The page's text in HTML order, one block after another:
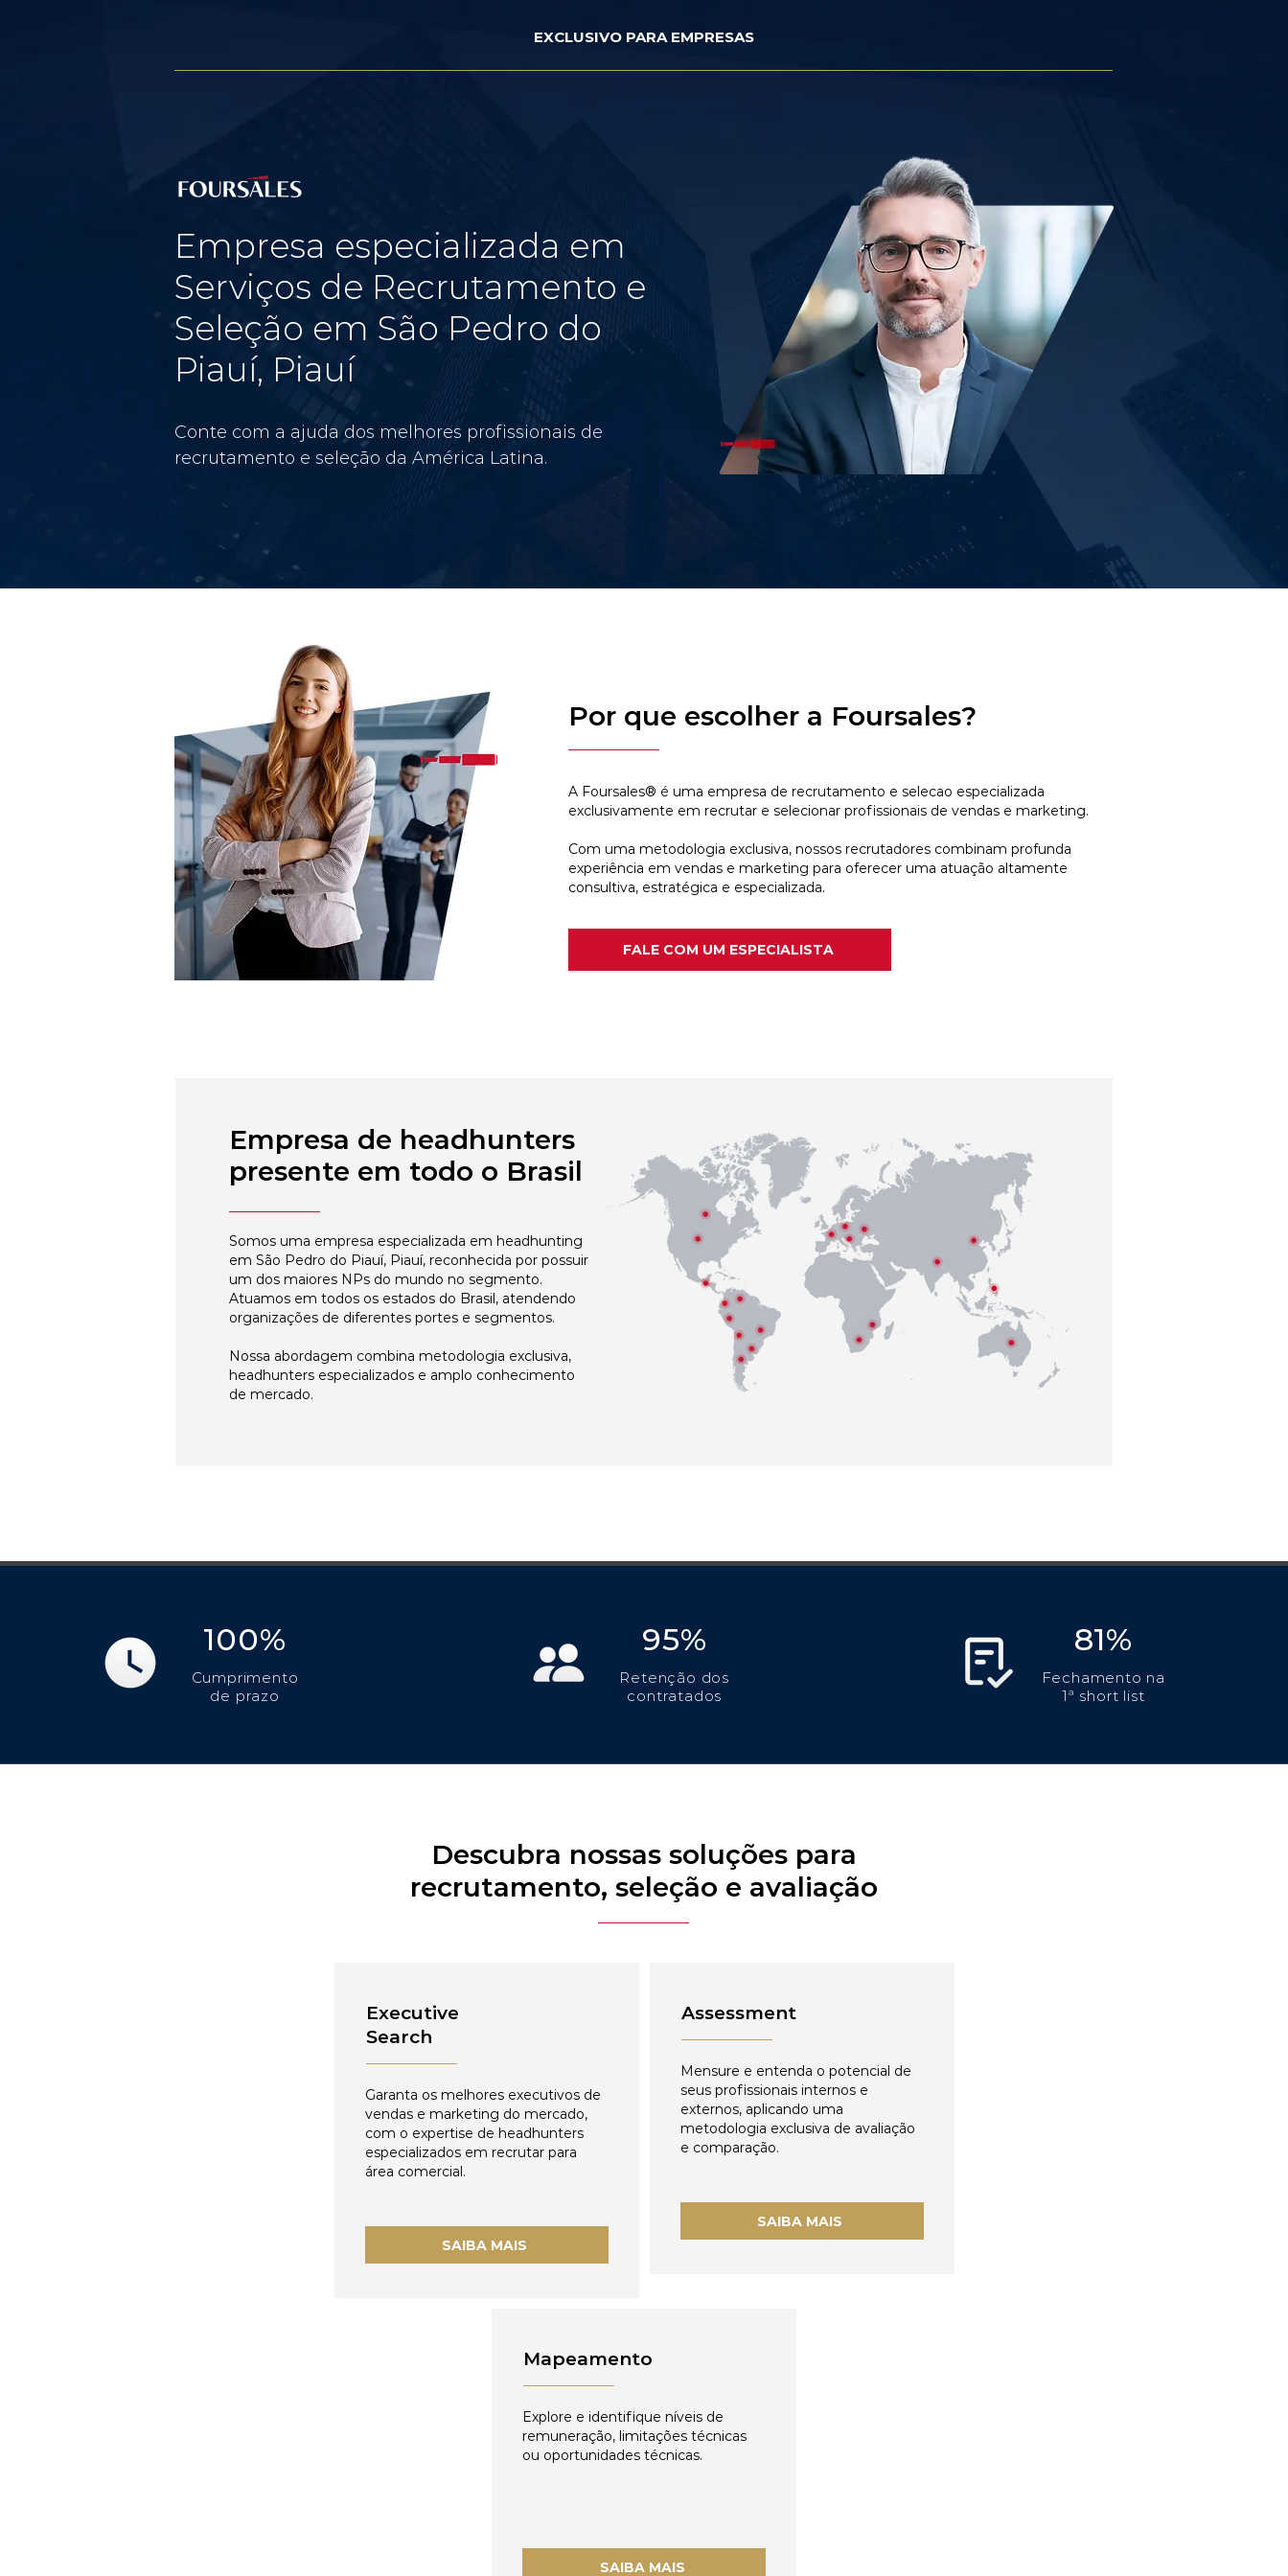
EXCLUSIVO PARA EMPRESAS
Empresa especializada em
Serviços de Recrutamento e
Seleção em São Pedro do
Piauí, Piauí
Conte com a ajuda dos melhores profissionais de
recrutamento e seleção da América Latina.
Por que escolher a Foursales?
A Foursales® é uma empresa de recrutamento e selecao especializada
exclusivamente em recrutar e selecionar profissionais de vendas e marketing.
Com uma metodologia exclusiva, nossos recrutadores combinam profunda
experiência em vendas e marketing para oferecer uma atuação altamente
consultiva, estratégica e especializada.
FALE COM UM ESPECIALISTA
Empresa de headhunters
presente em todo o Brasil
Somos uma empresa especializada em headhunting
em São Pedro do Piauí, Piauí, reconhecida por possuir
um dos maiores NPs do mundo no segmento.
Atuamos em todos os estados do Brasil, atendendo
organizações de diferentes portes e segmentos.
Nossa abordagem combina metodologia exclusiva,
headhunters especializados e amplo conhecimento
de mercado.
100%
Cumprimento
de prazo
95%
Retenção dos
contratados
81%
Fechamento na
1ª short list
Descubra nossas soluções para
recrutamento, seleção e avaliação
Executive
Search
Garanta os melhores executivos de
vendas e marketing do mercado,
com o expertise de headhunters
especializados em recrutar para
área comercial.
SAIBA MAIS
Assessment
Mensure e entenda o potencial de
seus profissionais internos e
externos, aplicando uma
metodologia exclusiva de avaliação
e comparação.
SAIBA MAIS
Mapeamento
Explore e identifique níveis de
remuneração, limitações técnicas
ou oportunidades técnicas.
SAIBA MAIS